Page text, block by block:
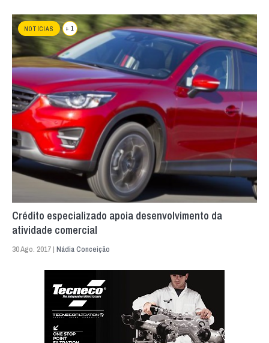
NOTÍCIAS + 1
Crédito especializado apoia desenvolvimento da
atividade comercial
30 Ago. 2017 | Nádia Conceição